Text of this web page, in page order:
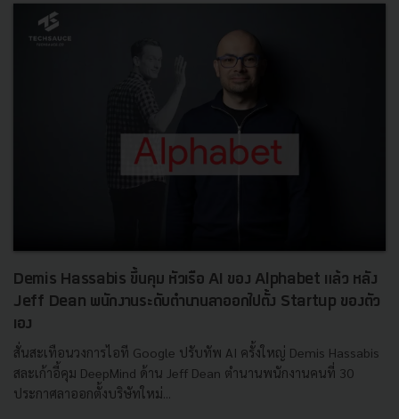
Demis Hassabis ขึ้นคุม หัวเรือ AI ของ Alphabet แล้ว หลัง
Jeff Dean พนักงานระดับตำนานลาออกไปตั้ง Startup ของตัว
เอง
สั่นสะเทือนวงการไอที Google ปรับทัพ AI ครั้งใหญ่ Demis Hassabis
สละเก้าอี้คุม DeepMind ด้าน Jeff Dean ตำนานพนักงานคนที่ 30
ประกาศลาออกตั้งบริษัทใหม่...